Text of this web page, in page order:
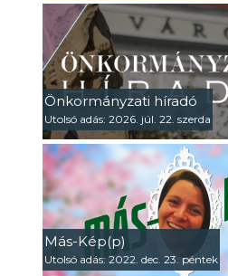
Önkormányzati híradó
Utolsó adás: 2026. júl. 22. szerda
Más-Kép(p)
Utolsó adás: 2022. dec. 23. péntek